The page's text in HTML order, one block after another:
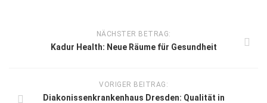
NÄCHSTER BETRAG:
Kadur Health: Neue Räume für Gesundheit
VORIGER BEITRAG:
Diakonissenkrankenhaus Dresden: Qualität in